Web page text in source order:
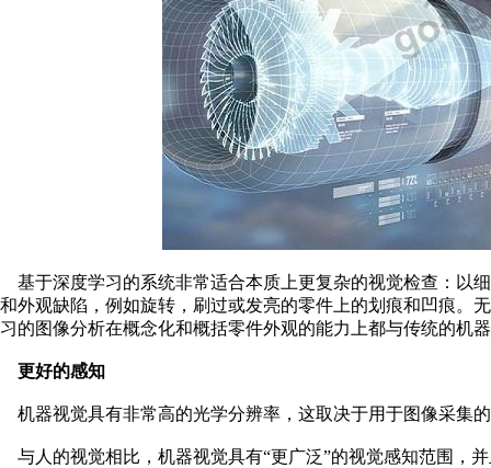
基于深度学习的系统非常适合本质上更复杂的视觉检查：以
和外观缺陷，例如旋转，刷过或发亮的零件上的划痕和凹痕。
习的图像分析在概念化和概括零件外观的能力上都与传统的机
更好的感知
机器视觉具有非常高的光学分辨率，这取决于用于图像采集
与人的视觉相比，机器视觉具有“更广泛”的视觉感知范围，